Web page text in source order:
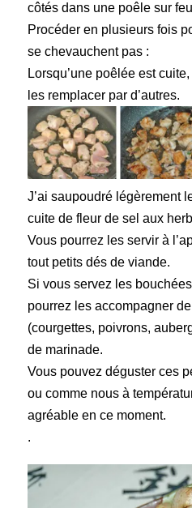
côtés dans une poêle sur
Procéder en plusieurs fois
se chevauchent pas :
Lorsqu’une poêlée est
les remplacer par d’autres.
J’ai saupoudré légèrement
cuite de fleur de sel aux
Vous pourrez les servir à l’
tout petits dés de viande.
Si vous servez les
pourrez les accompagner
(courgettes, poivrons,
de marinade.
Vous pouvez déguster ces
ou comme nous à
agréable en ce moment.
.